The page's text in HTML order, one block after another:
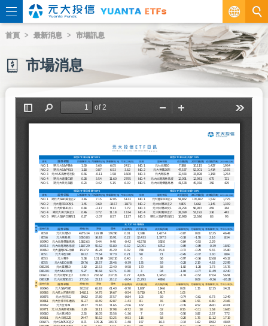
繁
EN
首頁 最新消息 市場訊息
市場消息